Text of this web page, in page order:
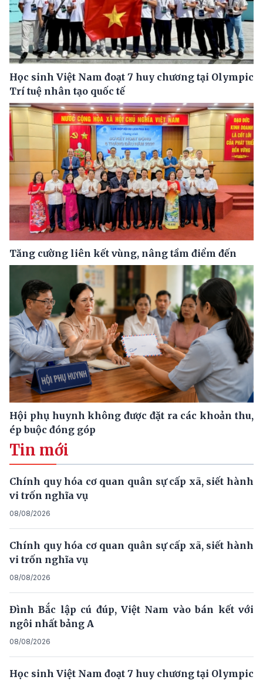
Học sinh Việt Nam đoạt 7 huy chương tại Olympic
Trí tuệ nhân tạo quốc tế
Tăng cường liên kết vùng, nâng tầm điểm đến
Hội phụ huynh không được đặt ra các khoản thu,
ép buộc đóng góp
Tin mới
Chính quy hóa cơ quan quân sự cấp xã, siết hành
vi trốn nghĩa vụ
08/08/2026
Chính quy hóa cơ quan quân sự cấp xã, siết hành
vi trốn nghĩa vụ
08/08/2026
Đình Bắc lập cú đúp, Việt Nam vào bán kết với
ngôi nhất bảng A
08/08/2026
Học sinh Việt Nam đoạt 7 huy chương tại Olympic